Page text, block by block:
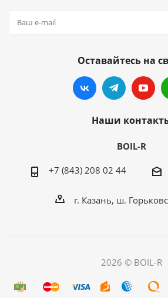
Оставайтесь на
Наши
BOIL-R
+7 (843) 208 02 44
г. Казань, ш.
2026 © BOIL-R